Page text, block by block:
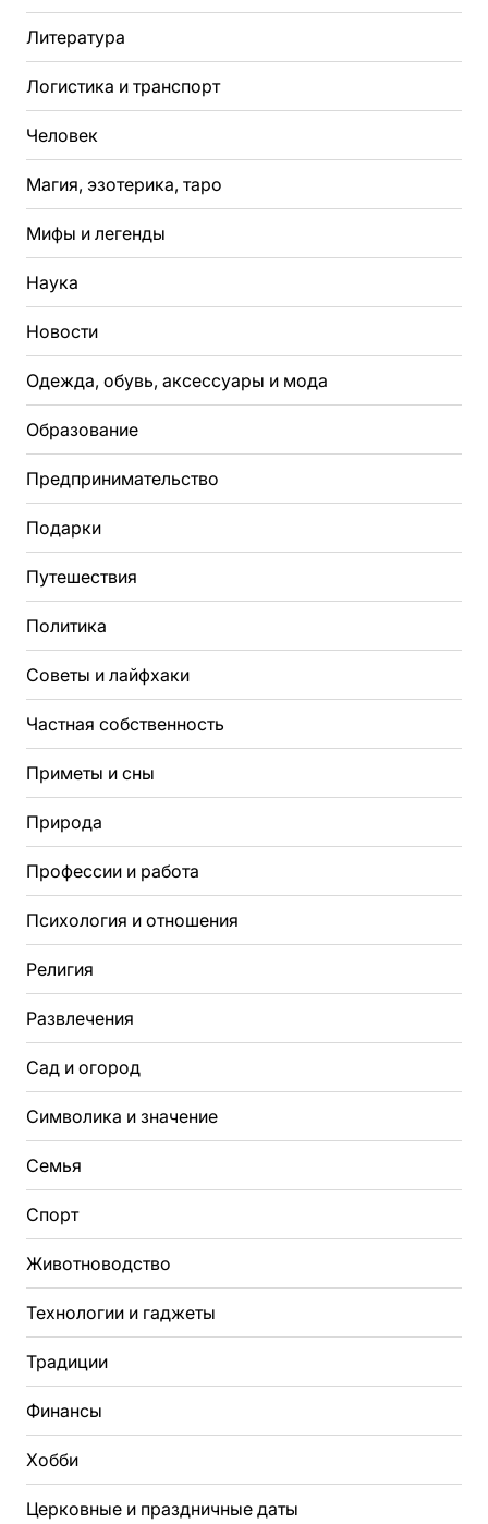
Литература
Логистика и транспорт
Человек
Магия, эзотерика, таро
Мифы и легенды
Наука
Новости
Одежда, обувь, аксессуары и мода
Образование
Предпринимательство
Подарки
Путешествия
Политика
Советы и лайфхаки
Частная собственность
Приметы и сны
Природа
Профессии и работа
Психология и отношения
Религия
Развлечения
Сад и огород
Символика и значение
Семья
Спорт
Животноводство
Технологии и гаджеты
Традиции
Финансы
Хобби
Церковные и праздничные даты